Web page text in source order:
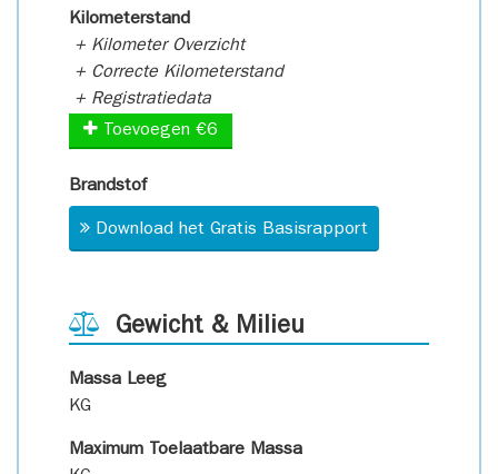
Kilometerstand
+ Kilometer Overzicht
+ Correcte Kilometerstand
+ Registratiedata
Toevoegen €6
Brandstof
Download het Gratis Basisrapport
Gewicht & Milieu
Massa Leeg
KG
Maximum Toelaatbare Massa